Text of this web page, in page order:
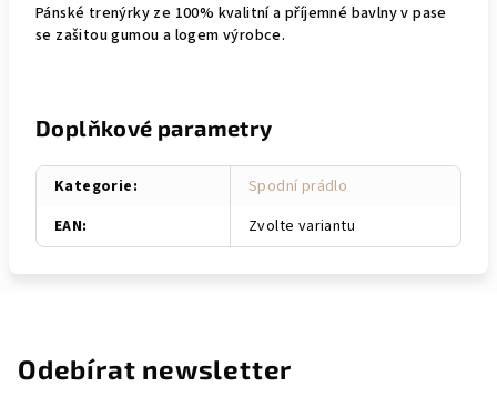
Pánské trenýrky ze 100% kvalitní a příjemné bavlny v pase
se zašitou gumou a logem výrobce.
Doplňkové parametry
Kategorie:
Spodní prádlo
EAN: Zvolte variantu
Odebírat newsletter